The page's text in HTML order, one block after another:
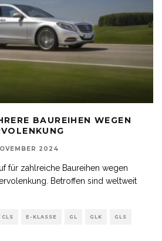
BAUREIHEN WEGEN
2024
für zahlreiche Baureihen wegen
Betroffen sind weltweit
CLS E-KLASSE GL GLK GLS